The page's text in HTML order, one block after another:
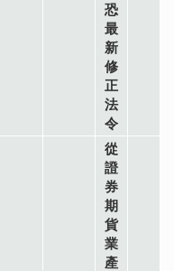
恐
最
新
修
正
法
令
從
證
券
期
貨
業
產